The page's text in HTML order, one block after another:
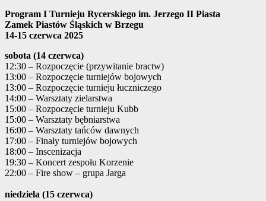
Program I Turnieju Rycerskiego im. Jerzego II Piasta
Zamek Piastów Śląskich w Brzegu
14-15 czerwca 2025
sobota (14 czerwca)
12:30 – Rozpoczęcie (przywitanie bractw)
13:00 – Rozpoczęcie turniejów bojowych
13:00 – Rozpoczęcie turnieju łuczniczego
14:00 – Warsztaty zielarstwa
15:00 – Rozpoczęcie turnieju Kubb
15:00 – Warsztaty bębniarstwa
16:00 – Warsztaty tańców dawnych
17:00 – Finały turniejów bojowych
18:00 – Inscenizacja
19:30 – Koncert zespołu Korzenie
22:00 – Fire show – grupa Jarga
niedziela (15 czerwca)